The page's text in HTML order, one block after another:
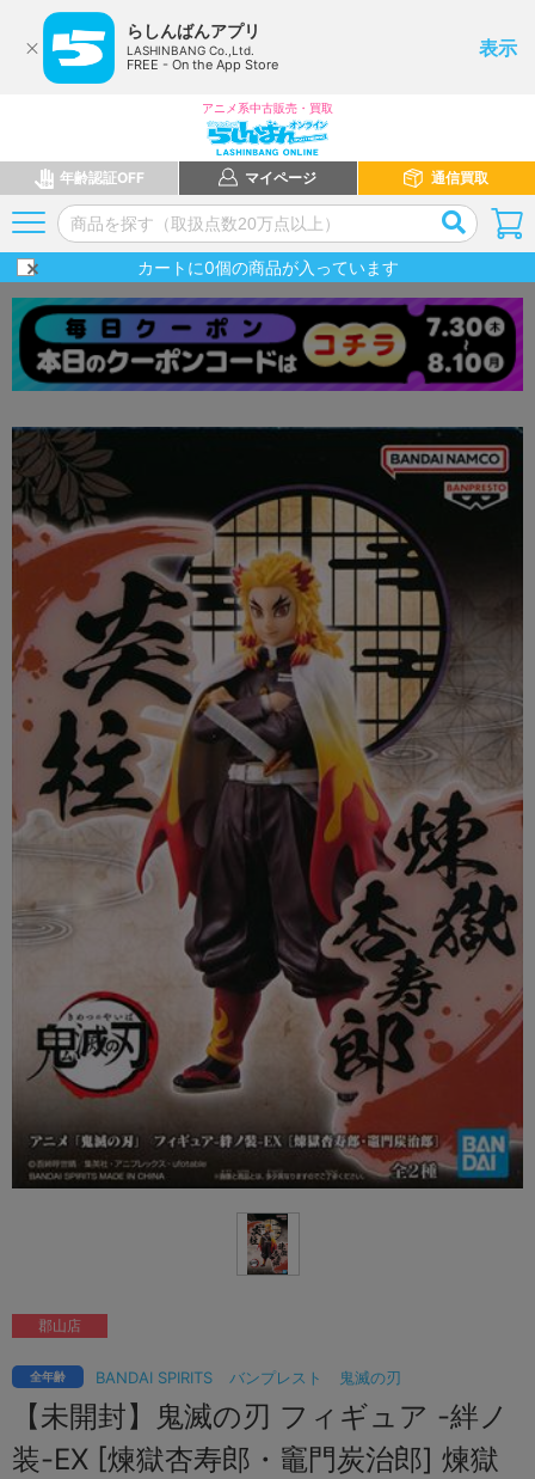
らしんばんアプリ
LASHINBANG Co.,Ltd.
FREE - On the App Store
表示
アニメ系中古販売・買取
年齢認証OFF マイページ 通信買取
カートに0個の商品が入っています
BANDAI SPIRITS バンプレスト 鬼滅の刃
全年齢
【未開封】鬼滅の刃 フィギュア -絆ノ
装-EX [煉獄杏寿郎・竈門炭治郎] 煉獄
郡山店